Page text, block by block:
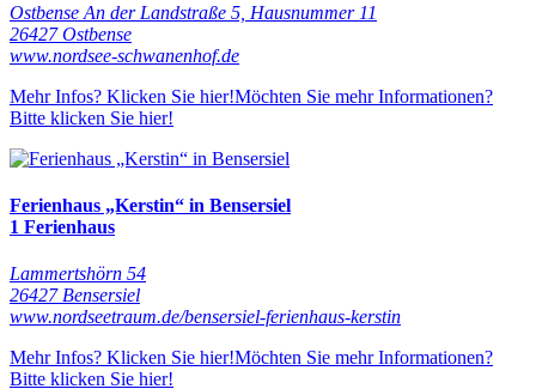
Ostbense An der Landstraße 5, Hausnummer 11
26427 Ostbense
www.nordsee-schwanenhof.de
Mehr Infos? Klicken Sie hier!Möchten Sie mehr Informationen?
Bitte klicken Sie hier!
Ferienhaus „Kerstin“ in Bensersiel
1 Ferienhaus
Lammertshörn 54
26427 Bensersiel
www.nordseetraum.de/bensersiel-ferienhaus-kerstin
Mehr Infos? Klicken Sie hier!Möchten Sie mehr Informationen?
Bitte klicken Sie hier!